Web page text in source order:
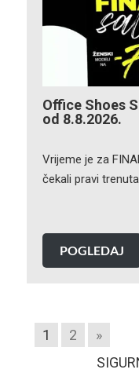
Office Shoes
od 8.8.2026.
Vrijeme je za
čekali pravi
POGLEDAJ
1 2
»